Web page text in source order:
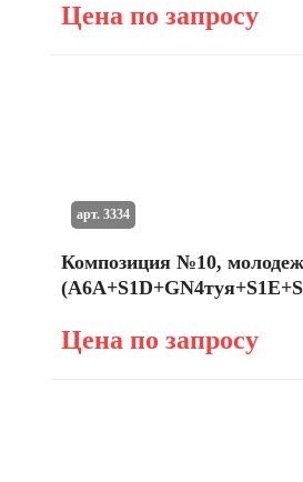
Цена по запросу
Композиция №10,
Цена по запросу
арт. 3334